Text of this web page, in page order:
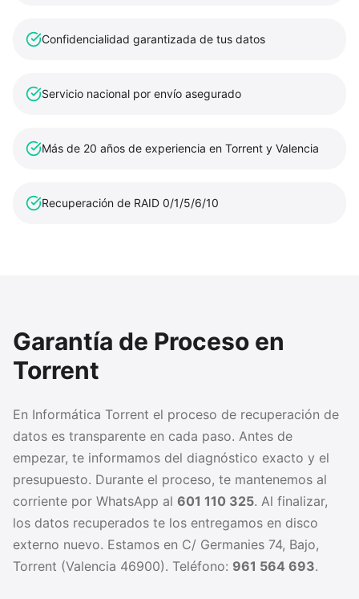
Confidencialidad garantizada de tus datos
Servicio nacional por envío asegurado
Más de 20 años de experiencia en Torrent y Valencia
Recuperación de RAID 0/1/5/6/10
Garantía de Proceso en
Torrent
En Informática Torrent el proceso de recuperación de
datos es transparente en cada paso. Antes de
empezar, te informamos del diagnóstico exacto y el
presupuesto. Durante el proceso, te mantenemos al
corriente por WhatsApp al 601 110 325. Al finalizar,
los datos recuperados te los entregamos en disco
externo nuevo. Estamos en C/ Germanies 74, Bajo,
Torrent (Valencia 46900). Teléfono: 961 564 693.